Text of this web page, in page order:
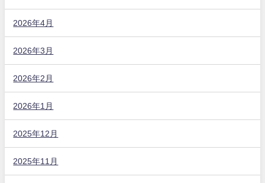
2026年4月
2026年3月
2026年2月
2026年1月
2025年12月
2025年11月